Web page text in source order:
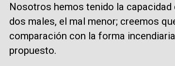
Nosotros hemos tenido la capacidad
dos males, el mal menor; creemos
comparación con la forma
propuesto.